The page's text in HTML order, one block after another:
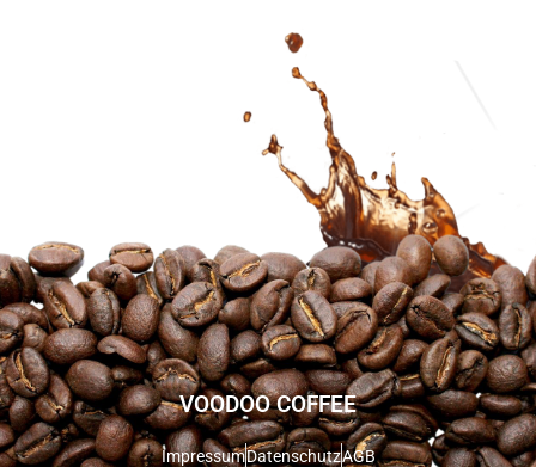
VOODOO COFFEE
ImpressumDatenschutzAGB